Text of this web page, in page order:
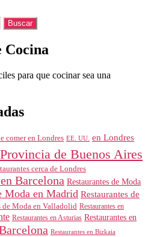
Cocina
para que cocinar sea una
comer en Londres EE. UU. en Londres
Provincia de Buenos Aires
cerca de Londres
Barcelona Restaurantes de Moda
Moda en Madrid Restaurantes de
de Moda en Valladolid Restaurantes en
Restaurantes en Asturias Restaurantes en
Restaurantes en Bizkaia